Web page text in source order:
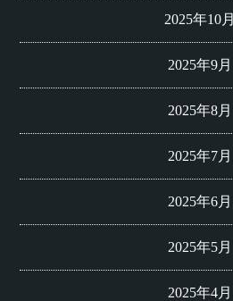
2025年10月
2025年9月
2025年8月
2025年7月
2025年6月
2025年5月
2025年4月